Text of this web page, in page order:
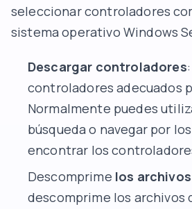
seleccionar controladores
sistema operativo Windows
Descargar controladores
controladores adecuados
Normalmente puedes
búsqueda o navegar por
encontrar los
Descomprime los archivos
descomprime los archivos